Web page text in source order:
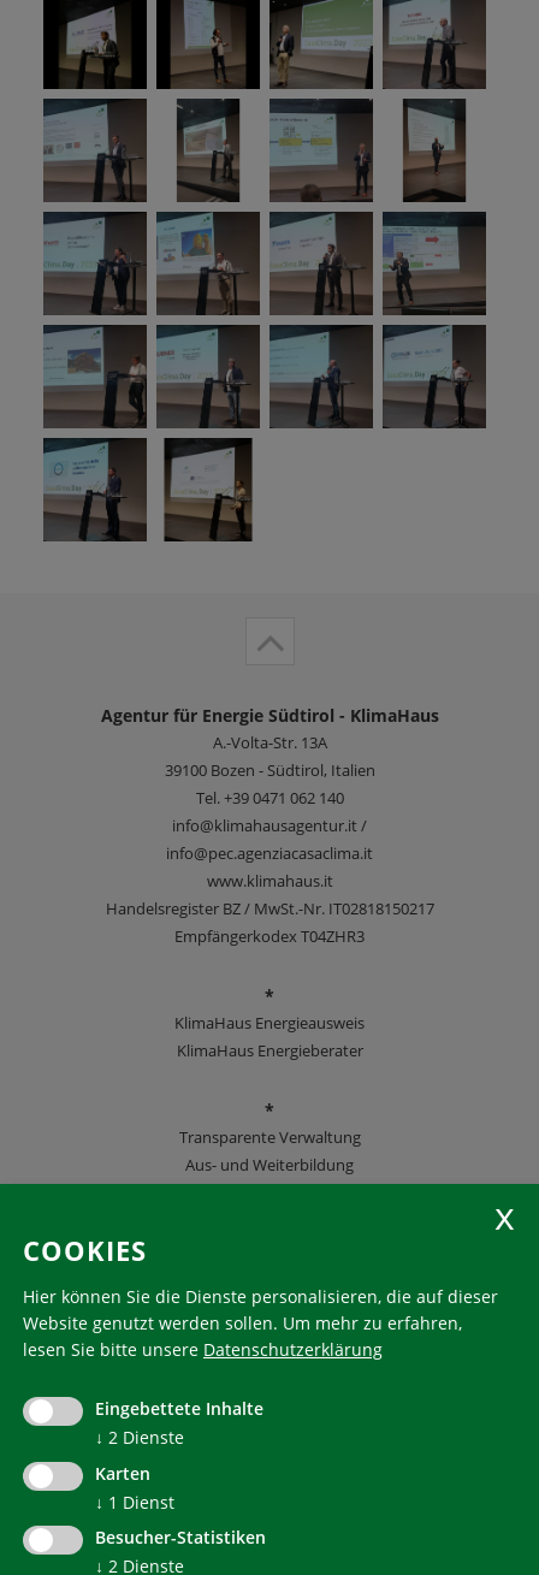
Agentur für Energie Südtirol - KlimaHaus
A.-Volta-Str. 13A
39100 Bozen - Südtirol, Italien
Tel.+39 0471 062 140
info@klimahausagentur.it /
info@pec.agenziacasaclima.it
www.klimahaus.it
Handelsregister BZ / MwSt.-Nr. IT02818150217
Empfängerkodex T04ZHR3
*
KlimaHaus Energieausweis
KlimaHaus Energieberater
*
Transparente Verwaltung
Aus- und Weiterbildung
KlimaHaus ist eine eingetragene Marke. Die Nutzung muss
communication@klimahausagentur.it
© 2022 Agentur für Energie Südtirol - KlimaHaus
COOKIES
Hier können Sie die Dienste personalisieren, die auf dieser
Website genutzt werden sollen. Um mehr zu erfahren,
lesen Sie bitte unsere Datenschutzerklärung
Eingebettete Inhalte
↓ 2 Dienste
Karten
↓ 1 Dienst
Besucher-Statistiken
↓ 2 Dienste